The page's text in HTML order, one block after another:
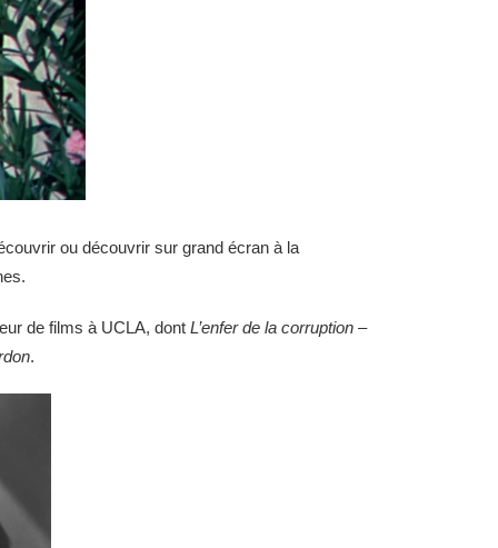
ou découvrir sur grand écran à la
de films à UCLA, dont L’enfer de la corruption –
.